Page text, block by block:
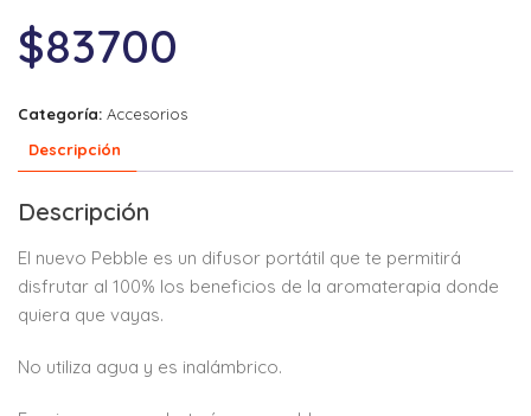
$83700
Categoría: Accesorios
Descripción
Descripción
El nuevo Pebble es un difusor portátil que te permitirá
disfrutar al 100% los beneficios de la aromaterapia donde
quiera que vayas.
No utiliza agua y es inalámbrico.